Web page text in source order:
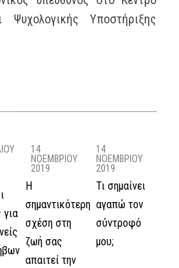
Ψυχολογικής Υποστήριξης
για
14
ΝΟΕΜΒΡΊΟΥ
2019
Η
σημαντικότερη
σχέση στη
ζωή σας
απαιτεί την
14
ΝΟΕΜΒΡΊΟΥ
2019
Τι σημαίνει
αγαπώ τον
σύντροφό
μου;